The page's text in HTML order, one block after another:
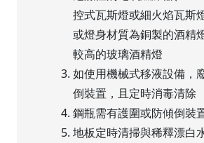
控式瓦斯燈或細火焰瓦斯
或燈身材質為銅製的酒精
較高的玻璃酒精燈
如使用機械式移液設備，
倒裝置，且定時消毒清除
鋼瓶需有護圍或防傾倒裝
地板定時清掃與稀釋漂白